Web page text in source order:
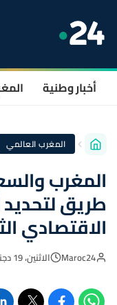
أخبار وطنية
المغرب العالمي
المغرب
طريق لتحديد
الاقتصادي
Maroc24 الاثنين، 19 دجنبر 2022 - 10:25